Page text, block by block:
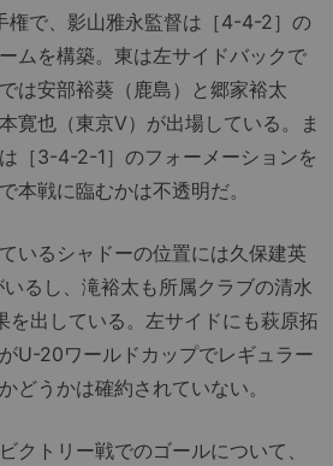
で、影山雅永監督は［4-4-2］の
ムを構築。東は左サイドバックで
は安部裕葵（鹿島）と郷家裕太
寛也（東京V）が出場している。ま
［3-4-2-1］のフォーメーションを
本戦に臨むかは不透明だ。
いるシャドーの位置には久保建英
いるし、滝裕太も所属クラブの清水
を出している。左サイドにも萩原拓
U-20ワールドカップでレギュラー
どうかは確約されていない。
クトリー戦でのゴールについて、